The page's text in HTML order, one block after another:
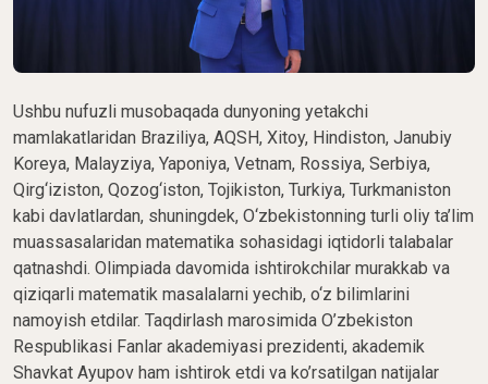
Ushbu nufuzli musobaqada dunyoning yetakchi
mamlakatlaridan Braziliya, AQSH, Xitoy, Hindiston, Janubiy
Koreya, Malayziya, Yaponiya, Vetnam, Rossiya, Serbiya,
Qirg‘iziston, Qozog‘iston, Tojikiston, Turkiya, Turkmaniston
kabi davlatlardan, shuningdek, O‘zbekistonning turli oliy ta’lim
muassasalaridan matematika sohasidagi iqtidorli talabalar
qatnashdi. Olimpiada davomida ishtirokchilar murakkab va
qiziqarli matematik masalalarni yechib, o‘z bilimlarini
namoyish etdilar. Taqdirlash marosimida O’zbekiston
Respublikasi Fanlar akademiyasi prezidenti, akademik
Shavkat Ayupov ham ishtirok etdi va ko’rsatilgan natijalar